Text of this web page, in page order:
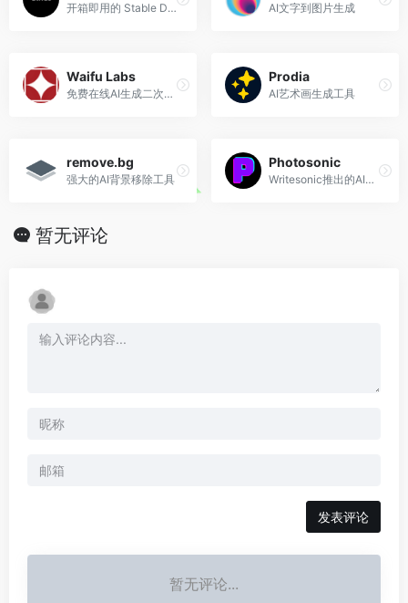
开箱即用的 Stable Diffusion WebUI 在线图像生成服务 AI文字到图片生成
Waifu Labs
免费在线AI生成二次元动漫头像
Prodia
AI艺术画生成工具
remove.bg
强大的AI背景移除工具
Photosonic
Writesonic推出的AI艺术插画生成工具
暂无评论
发表评论
暂无评论...